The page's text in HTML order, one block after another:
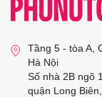
Tầng 5 - tòa A,
Hà Nội
Số nhà 2B ngõ
quận Long